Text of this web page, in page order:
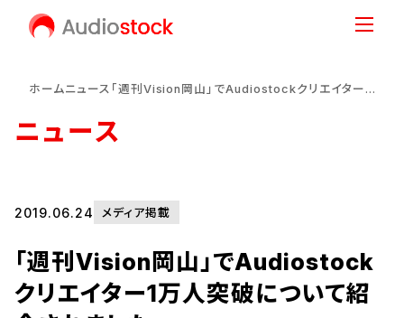
ホームニュース 「週刊Vision岡山」でAudiostockクリエイター1万人突破について紹介されました。
ニュース
2019.06.24 メディア掲載
「週刊Vision岡山」でAudiostock
クリエイター1万人突破について紹